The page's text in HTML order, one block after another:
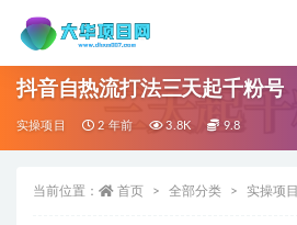
抖音自热流打法三天起千粉号
实操项目 2 年前 3.8K 9.8
当前位置： 首页 全部分类 实操项目